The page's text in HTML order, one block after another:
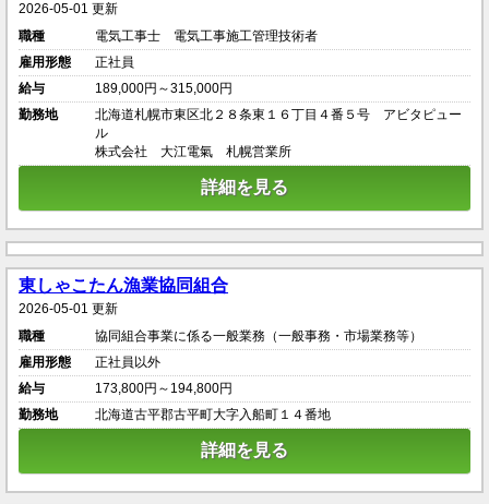
2026-05-01 更新
職種
電気工事士 電気工事施工管理技術者
雇用形態
正社員
給与
189,000円～315,000円
勤務地
北海道札幌市東区北２８条東１６丁目４番５号 アビタピュー
ル
株式会社 大江電氣 札幌営業所
詳細を見る
東しゃこたん漁業協同組合
2026-05-01 更新
職種
協同組合事業に係る一般業務（一般事務・市場業務等）
雇用形態
正社員以外
給与
173,800円～194,800円
勤務地
北海道古平郡古平町大字入船町１４番地
詳細を見る